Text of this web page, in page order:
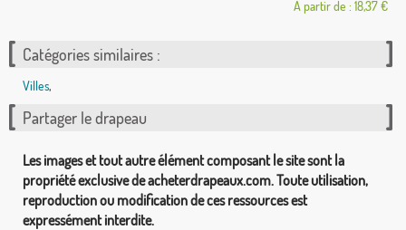
À partir de : 18,37 €
Catégories similaires :
Villes,
Partager le drapeau
Les images et tout autre élément composant le site sont la
propriété exclusive de acheterdrapeaux.com. Toute utilisation,
reproduction ou modification de ces ressources est
expressément interdite.